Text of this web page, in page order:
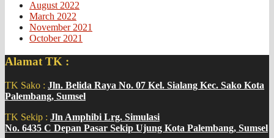
August 2022
March 2022
November 2021
October 2021
Alamat TK :
TK Sako : Jln. Belida Raya No. 07 Kel. Sialang Kec. Sako Kota
Palembang, Sumsel
TK Sekip : Jln Amphibi Lrg. Simulasi
No. 6435 C Depan Pasar Sekip Ujung Kota Palembang, Sumsel